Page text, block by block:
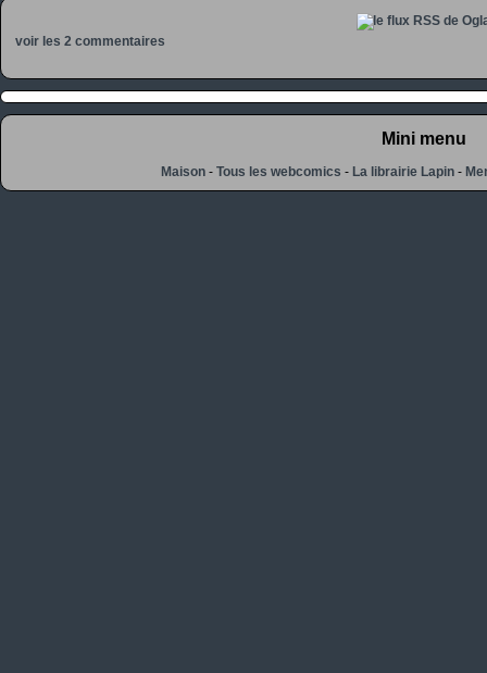
voir les 2 commentaires
Mini menu
Maison -Tous les webcomics -La librairie Lapin -